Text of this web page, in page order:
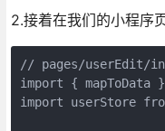
2.接着在我们的小程序
// pages/userEdit/
import {
import userStore